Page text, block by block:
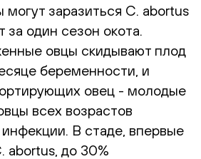
могут заразиться C. abortus
за один сезон окота.
овцы скидывают плод
беременности, и
овец - молодые
всех возрастов
В стаде, впервые
abortus, до 30%